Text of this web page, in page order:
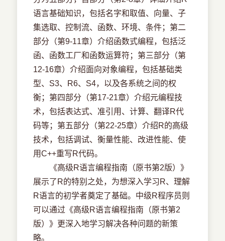
语言基础知识，包括名字和取值、向量、子
集选取、控制流、函数、环境、条件；第二
部分（第9-11章）介绍函数式编程，包括泛
函、函数工厂和函数运算符；第三部分（第
12-16章）介绍面向对象编程，包括基础类
型、S3、R6、S4，以及各系统之间的权
衡；第四部分（第17-21章）介绍元编程技
术，包括表达式、准引用、计算、翻译R代
码等；第五部分（第22-25章）介绍R的高级
技术，包括调试、衡量性能、改进性能、使
用C++重写R代码。
《高级R语言编程指南（原书第2版）》
展示了R的特别之处，为想深入学习R、理解
R语言的初学者奠定了基础。中级R程序员则
可以通过《高级R语言编程指南（原书第2
版）》更深入地学习解决各种问题的新策
略。